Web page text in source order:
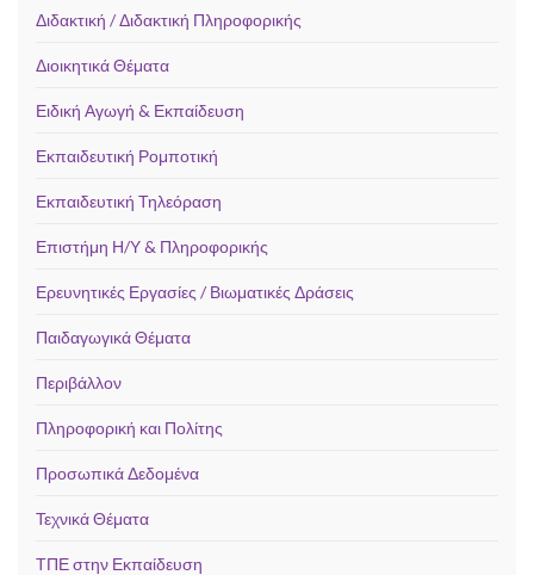
Διδακτική / Διδακτική Πληροφορικής
Διοικητικά Θέματα
Ειδική Αγωγή & Εκπαίδευση
Εκπαιδευτική Ρομποτική
Εκπαιδευτική Τηλεόραση
Επιστήμη Η/Υ & Πληροφορικής
Ερευνητικές Εργασίες / Βιωματικές Δράσεις
Παιδαγωγικά Θέματα
Περιβάλλον
Πληροφορική και Πολίτης
Προσωπικά Δεδομένα
Τεχνικά Θέματα
ΤΠΕ στην Εκπαίδευση